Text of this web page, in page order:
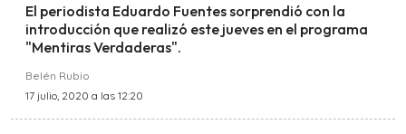
El periodista Eduardo Fuentes sorprendió con la
introducción que realizó este jueves en el programa
"Mentiras Verdaderas".
Belén Rubio
17 julio, 2020 a las 12:20